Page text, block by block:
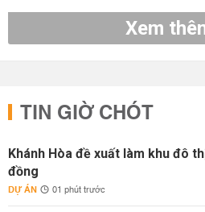
Xem
TIN GIỜ CHÓT
Khánh Hòa đề xuất làm khu đô
đồng
DỰ ÁN 01 phút trước